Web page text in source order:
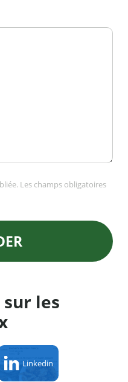
Les champs obligatoires
sur les
Linkedin